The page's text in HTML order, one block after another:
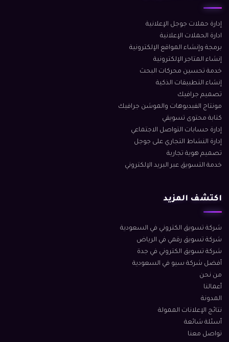
إدارة حملات جوجل الإعلانية
ادارة الحملات الإعلانية
برمجة وإنشاء المواقع الإلكترونية
إنشاء المتاجر الإلكترونية
خدمة تحسين محركات البحث
إنشاء التطبيقات الذكية
تصميم جرافيك
مونتاج الفيديوهات والموشن جرافيك
كتابة محتوى تسويقي
إدارة حسابات التواصل الاجتماعي
إدارة النشاط التجاري على جوجل
تصميم هوية تجارية
خدمة التسويق عبر البريد الإلكتروني
اكتشف المزيد
شركة تسويق الكتروني في السعودية
شركة تسويق رقمي في الرياض
شركة تسويق الكتروني في جدة
أفضل شركة سيو في السعودية
من نحن
أعمالنا
المدونة
نتائج الإعلانات الممولة
أسئلة شائعة
تواصل معنا